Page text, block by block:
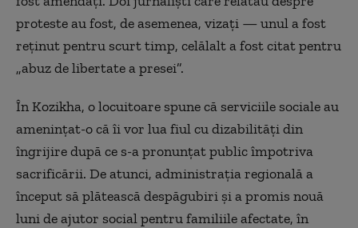
proteste au fost, de asemenea, vizați — unul a fost
reținut pentru scurt timp, celălalt a fost citat pentru
„abuz de libertate a presei”.
În Kozikha, o locuitoare spune că serviciile sociale au
amenințat-o că îi vor lua fiul cu dizabilități din
îngrijire după ce s-a pronunțat public împotriva
sacrificării. De atunci, administrația regională a
început să plătească despăgubiri și a promis nouă
luni de ajutor social pentru familiile afectate, în